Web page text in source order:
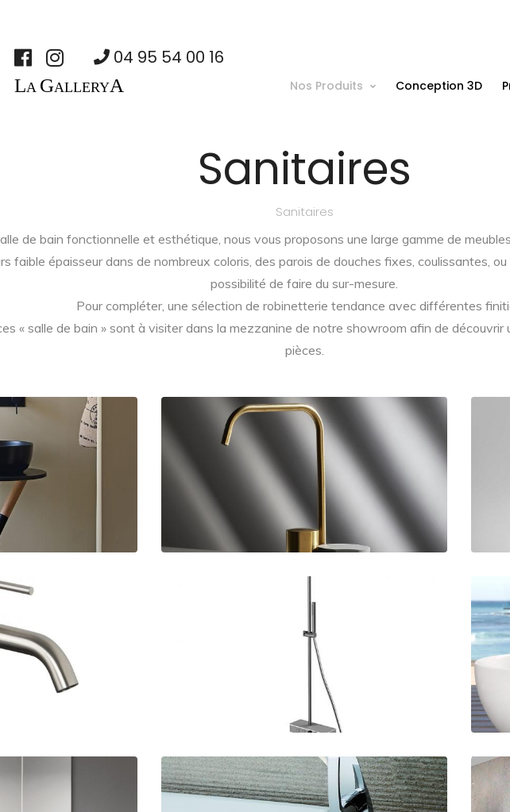
LA GALLERYA
04 95 54 00 16
Nos Produits Conception 3D
Sanitaires
Sanitaires
de bain fonctionnelle et esthétique, nous vous proposons une large gamme de
faible épaisseur dans de nombreux coloris, des parois de douches fixes, coulissantes,
possibilité de faire du sur-mesure.
Pour compléter, une sélection de robinetterie tendance avec différentes
« salle de bain » sont à visiter dans la mezzanine de notre showroom afin de découvrir
pièces.